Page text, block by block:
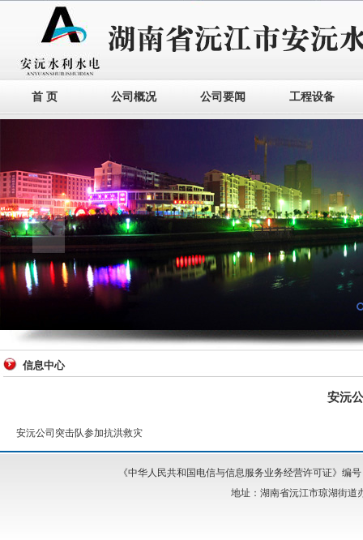
首 页 公司概况 公司要闻 工程设备
信息中心
安沅
安沅公司突击队参加抗洪救灾
《中华人民共和国电信与信息服务业务经营许可证》编
地址：湖南省沅江市琼湖街